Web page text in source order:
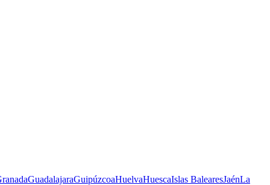
GuadalajaraGuipúzcoaHuelvaHuescaIslas BalearesJaénLa